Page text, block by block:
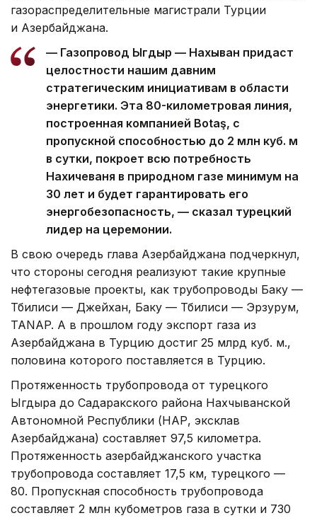
газораспределительные магистрали Турции
и Азербайджана.
— Газопровод Ыгдыр — Нахыван придаст
целостности нашим давним
стратегическим инициативам в области
энергетики. Эта 80-километровая линия,
построенная компанией Botaş, с
пропускной способностью до 2 млн куб. м
в сутки, покроет всю потребность
Нахичеваня в природном газе минимум на
30 лет и будет гарантировать его
энергобезопасность, — сказал турецкий
лидер на церемонии.
В свою очередь глава Азербайджана подчеркнул,
что стороны сегодня реализуют такие крупные
нефтегазовые проекты, как трубопроводы Баку —
Тбилиси — Джейхан, Баку — Тбилиси — Эрзурум,
TANAP. А в прошлом году экспорт газа из
Азербайджана в Турцию достиг 25 млрд куб. м.,
половина которого поставляется в Турцию.
Протяженность трубопровода от турецкого
Ыгдыра до Садаракского района Нахчыванской
Автономной Республики (НАР, эксклав
Азербайджана) составляет 97,5 километра.
Протяженность азербайджанского участка
трубопровода составляет 17,5 км, турецкого —
80. Пропускная способность трубопровода
составляет 2 млн кубометров газа в сутки и 730